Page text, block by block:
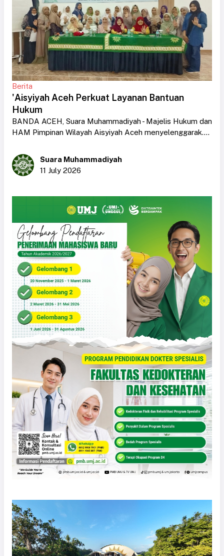
Berita
'Aisyiyah Aceh Perkuat Layanan Bantuan
Hukum
BANDA ACEH, Suara Muhammadiyah - Majelis Hukum dan
HAM Pimpinan Wilayah Aisyiyah Aceh menyelenggarak....
Suara Muhammadiyah
11 July 2026